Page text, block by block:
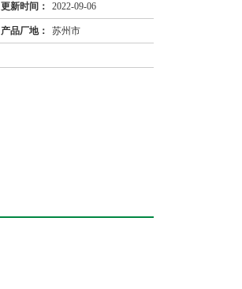
更新时间： 2022-09-06
产品厂地： 苏州市